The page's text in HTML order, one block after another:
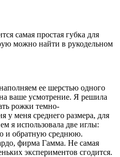
самая простая губка для
можно найти в рукодельном
ее шерстью одного
ваше усмотрение. Я решила
рожки темно-
у меня среднего размера, для
я использовала две иглы:
и обратную среднюю.
фирма Гамма. Не самая
экспериментов сгодится.